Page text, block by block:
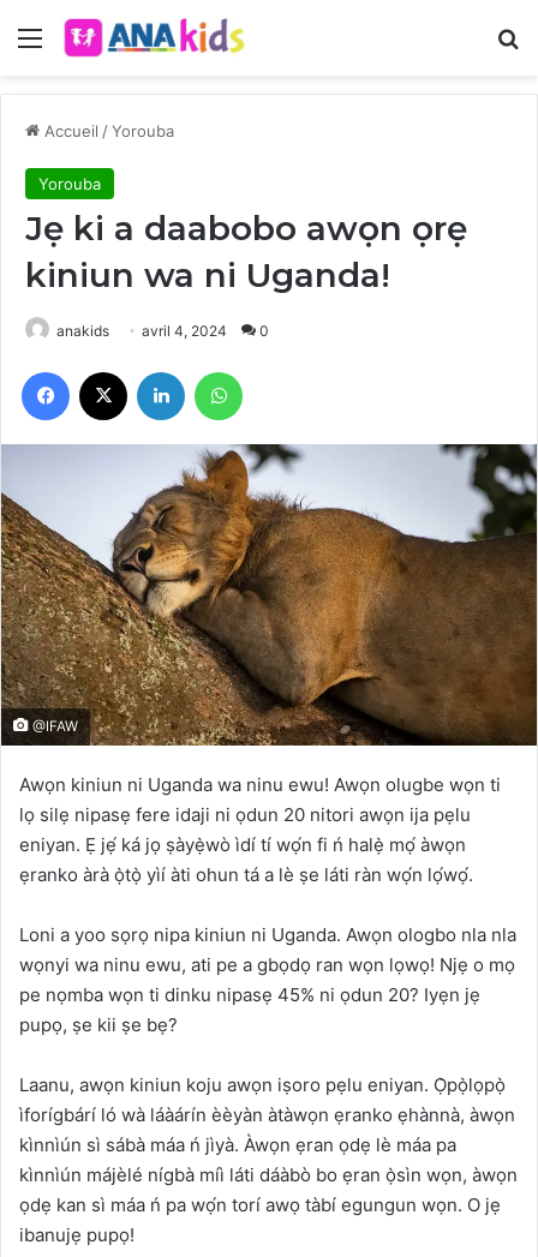
Menu
Accueil /Yorouba
Yorouba
Jẹ ki a daabobo awọn ọrẹ
kiniun wa ni Uganda!
anakids avril 4, 2024 0
Facebook Linkedin
@IFAW
Awọn kiniun ni Uganda wa ninu ewu! Awọn olugbe wọn ti
lọ silẹ nipasẹ fere idaji ni ọdun 20 nitori awọn ija pẹlu
eniyan. Ẹ jẹ́ ká jọ ṣàyẹ̀wò ìdí tí wọ́n fi ń halẹ̀ mọ́ àwọn
ẹranko àrà ọ̀tọ̀ yìí àti ohun tá a lè ṣe láti ràn wọ́n lọ́wọ́.
Loni a yoo sọrọ nipa kiniun ni Uganda. Awọn ologbo nla nla
wọnyi wa ninu ewu, ati pe a gbọdọ ran wọn lọwọ! Njẹ o mọ
pe nọmba wọn ti dinku nipasẹ 45% ni ọdun 20? Iyẹn jẹ
pupọ, ṣe kii ṣe bẹ?
Laanu, awọn kiniun koju awọn iṣoro pẹlu eniyan. Ọ̀pọ̀lọpọ̀
ìforígbárí ló wà láàárín èèyàn àtàwọn ẹranko ẹhànnà, àwọn
kìnnìún sì sábà máa ń jìyà. Àwọn ẹran ọdẹ lè máa pa
kìnnìún májèlé nígbà míì láti dáàbò bo ẹran ọ̀sìn wọn, àwọn
ọdẹ kan sì máa ń pa wọ́n torí awọ tàbí egungun wọn. O jẹ
ibanujẹ pupọ!